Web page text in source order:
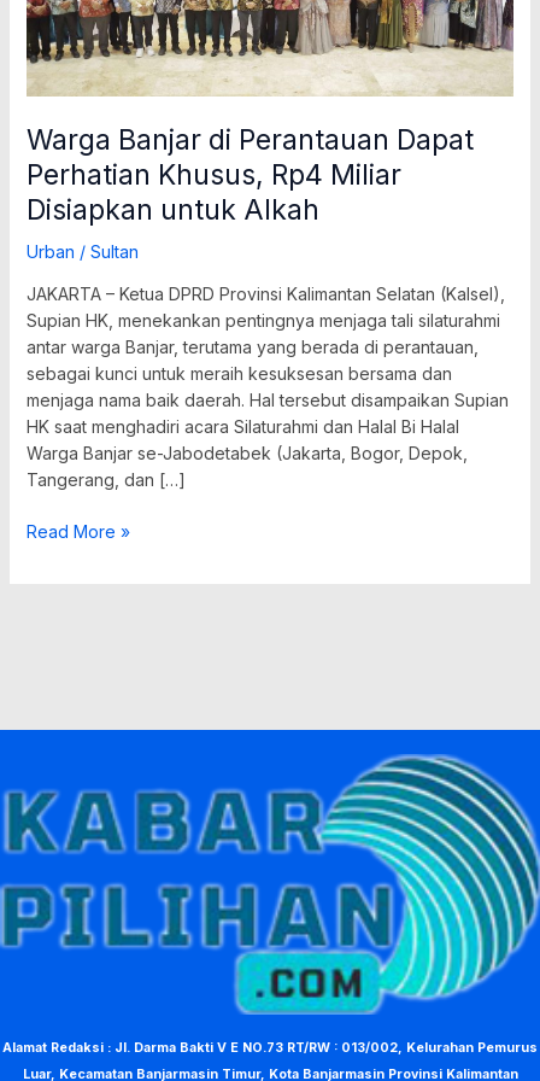
Warga Banjar di Perantauan Dapat
Perhatian Khusus, Rp4 Miliar
Disiapkan untuk Alkah
Urban / Sultan
JAKARTA – Ketua DPRD Provinsi Kalimantan Selatan (Kalsel),
Supian HK, menekankan pentingnya menjaga tali silaturahmi
antar warga Banjar, terutama yang berada di perantauan,
sebagai kunci untuk meraih kesuksesan bersama dan
menjaga nama baik daerah. Hal tersebut disampaikan Supian
HK saat menghadiri acara Silaturahmi dan Halal Bi Halal
Warga Banjar se-Jabodetabek (Jakarta, Bogor, Depok,
Tangerang, dan […]
Disiapkan
untuk
Alkah
Read More »
Alamat Redaksi : Jl. Darma Bakti V E NO.73 RT/RW : 013/002, Kelurahan Pemurus
Luar, Kecamatan Banjarmasin Timur, Kota Banjarmasin Provinsi Kalimantan